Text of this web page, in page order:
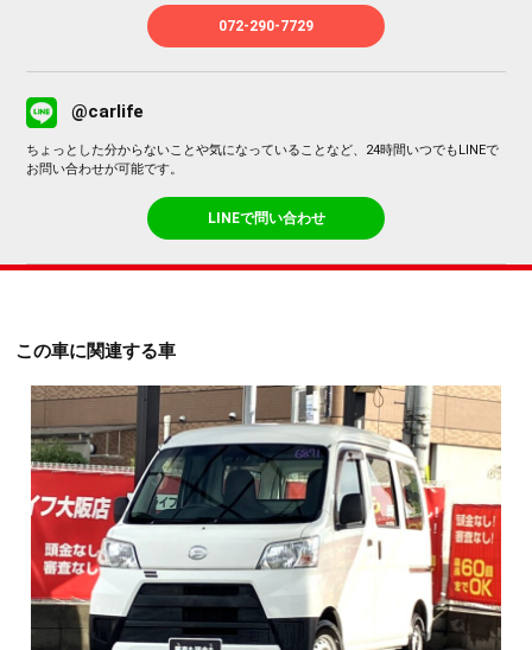
072-290-7729
@carlife
ちょっとした分からないことや気になっていることなど、24時間いつでもLINEで
お問い合わせが可能です。
LINEで問い合わせ
この車に関連する車